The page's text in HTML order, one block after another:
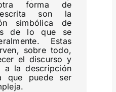
forma de
son la
simbólica de
de lo que se
Estas
sobre todo,
el discurso y
a la descripción
que puede ser